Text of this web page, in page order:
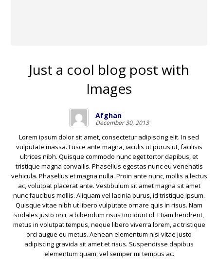
Just a cool blog post with
Images
Afghan
December 30, 2013
Lorem ipsum dolor sit amet, consectetur adipiscing elit. In sed
vulputate massa. Fusce ante magna, iaculis ut purus ut, facilisis
ultrices nibh. Quisque commodo nunc eget tortor dapibus, et
tristique magna convallis. Phasellus egestas nunc eu venenatis
vehicula. Phasellus et magna nulla. Proin ante nunc, mollis a lectus
ac, volutpat placerat ante. Vestibulum sit amet magna sit amet
nunc faucibus mollis. Aliquam vel lacinia purus, id tristique ipsum.
Quisque vitae nibh ut libero vulputate ornare quis in risus. Nam
sodales justo orci, a bibendum risus tincidunt id. Etiam hendrerit,
metus in volutpat tempus, neque libero viverra lorem, ac tristique
orci augue eu metus. Aenean elementum nisi vitae justo
adipiscing gravida sit amet et risus. Suspendisse dapibus
elementum quam, vel semper mi tempus ac.